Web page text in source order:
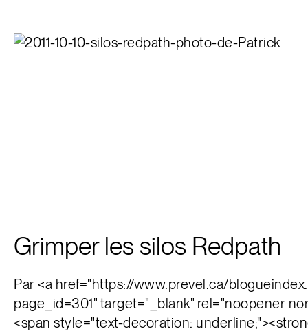
Grimper les silos Redpath
Par <a href="https://www.prevel.ca/
page_id=301" target="_blank" rel="noopener
<span style="text-decoration: